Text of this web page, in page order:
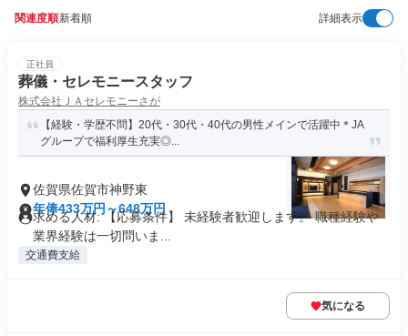
関連度順新着順 詳細表示
正社員
葬儀・セレモニースタッフ
株式会社ＪＡセレモニーさが
【経験・学歴不問】20代・30代・40代の男性メインで活躍中＊JA
グループで福利厚生充実◎...
佐賀県佐賀市神野東
年俸433万円～648万円
求める人材: 【応募条件】 未経験者歓迎します。 職種経験や
業界経験は一切問いま...
交通費支給
気になる